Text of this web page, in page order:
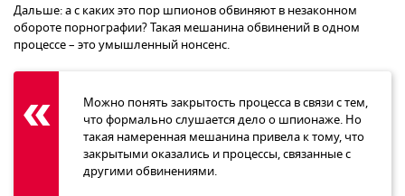
Дальше: а с каких это пор шпионов обвиняют в незаконном
обороте порнографии? Такая мешанина обвинений в одном
процессе – это умышленный нонсенс.
Можно понять закрытость процесса в связи с тем,
что формально слушается дело о шпионаже. Но
такая намеренная мешанина привела к тому, что
закрытыми оказались и процессы, связанные с
другими обвинениями.